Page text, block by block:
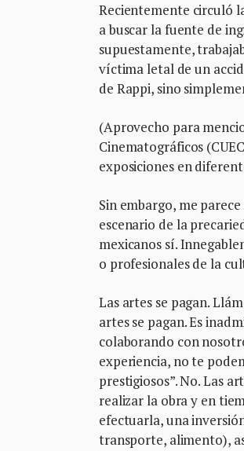
Recientemente circuló
a buscar la fuente de
supuestamente,
víctima letal de un
de Rappi, sino
(Aprovecho para
Cinematográficos
exposiciones en
Sin embargo, me
escenario de la
mexicanos sí.
o profesionales de la
Las artes se pagan.
artes se pagan. Es
colaborando con
experiencia, no te
prestigiosos”. No. Las
realizar la obra y en
efectuarla, una
transporte, alimento),